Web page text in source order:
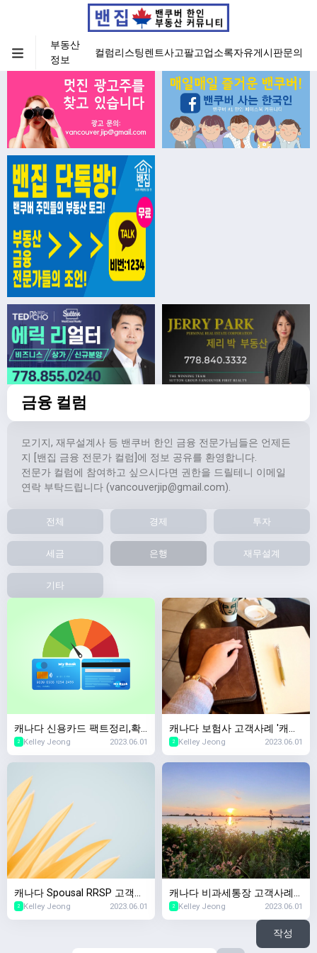
부동산
정보
컬럼리스팅렌트사고팔고업소록자유게시판문의
금융 컬럼
모기지, 재무설계사 등 밴쿠버 한인 금융 전문가님들은 언제든
지 [밴집 금융 전문가 컬럼]에 정보 공유를 환영합니다.
전문가 컬럼에 참여하고 싶으시다면 권한을 드릴테니 이메일
연락 부탁드립니다 (vancouverjip@gmail.com).
전체 경제 투자
세금 은행 재무설계
기타
캐나다 신용카드 팩트정리,확
인할때마다 캐나다 신용점수
하락한다?
2 Kelley Jeong 2023.06.01
캐나다 보험사 고객사례 '캐나
다서 생명보험샀는데 회사가
망하면요?'
2 Kelley Jeong 2023.06.01
캐나다 Spousal RRSP 고객사
례 '이혼 후 퇴직연금 재산분할
은 어떻게되나요?'
2 Kelley Jeong 2023.06.01
캐나다 비과세통장 고객사례
'TFSA 사용하다가 세금폭탄맞
았는데요'
2 Kelley Jeong 2023.06.01
작성